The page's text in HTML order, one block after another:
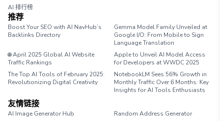
AI 排行榜
推荐
Boost Your SEO with AI NavHub’s
Backlinks Directory
Gemma Model Family Unveiled at
Google I/O: From Mobile to Sign
Language Translation
🌐 April 2025 Global AI Website
Traffic Rankings
Apple to Unveil AI Model Access
for Developers at WWDC 2025
The Top AI Tools of February 2025:
Revolutionizing Digital Creativity
NotebookLM Sees 56% Growth in
Monthly Traffic Over 6 Months: Key
Insights for AI Tools Enthusiasts
友情链接
AI Image Generator Hub
Random Address Generator